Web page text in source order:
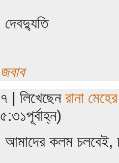
দেবদ্যুতি
জবাব
৭ | লিখেছেন রানা মেহের
৫:৩১পূর্বাহ্ন)
আমাদের কলম চলবেই,